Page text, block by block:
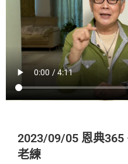
2023/09/05 恩典365
老練